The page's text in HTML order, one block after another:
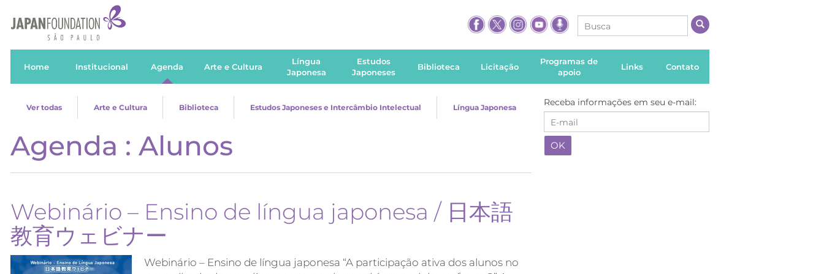
Home Institucional Agenda Arte e Cultura
Língua
Japonesa
Estudos
Japoneses
Biblioteca Licitação
Programas de
apoio
Links Contato
Ver todas Arte e Cultura Biblioteca Estudos Japoneses e Intercâmbio Intelectual Língua Japonesa
Agenda : Alunos
Webinário – Ensino de língua japonesa / 日本語
教育ウェビナー
Webinário – Ensino de língua japonesa “A participação ativa dos alunos no
Receba informações em seu e-mail: